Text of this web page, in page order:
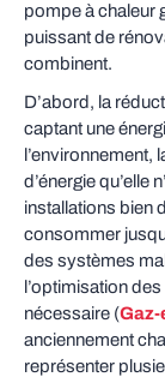
pompe à chaleur
puissant de
combinent.
D’abord, la
captant une
l’environnement,
d’énergie qu’elle
installations bien
consommer
des systèmes
l’optimisation
nécessaire (
anciennement
représenter